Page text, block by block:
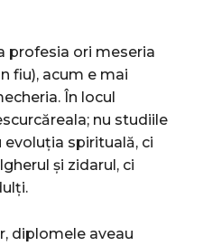
profesia ori meseria
fiu), acum e mai
În locul
nu studiile
evoluția spirituală, ci
și zidarul, ci
diplomele aveau